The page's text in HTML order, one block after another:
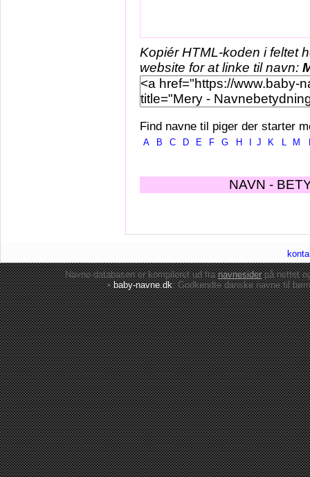
Kopiér HTML-koden i feltet
website for at linke til navn:
Find navne til piger der starter
A B C D E F G H J K L M
NAVN -
Navne-databasen er kompileret ud franavnesiderpå nettet
•baby-navne.dk: Godkendte danskenavne til børn